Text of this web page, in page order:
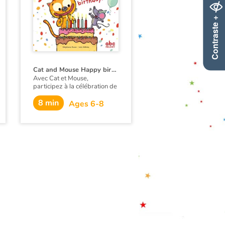
Contraste +
Cat and Mouse Happy birthday !
Avec Cat et Mouse,
participez à la célébration de
l'anniversaire de Cat :
préparez un gâteau et
décorez la maison pour la
8 min Ages 6-8